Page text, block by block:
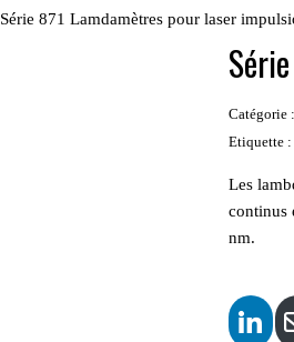
Série 871 Lamdamètres pour laser
Catégorie :
Etiquette :
Les
continus
nm.